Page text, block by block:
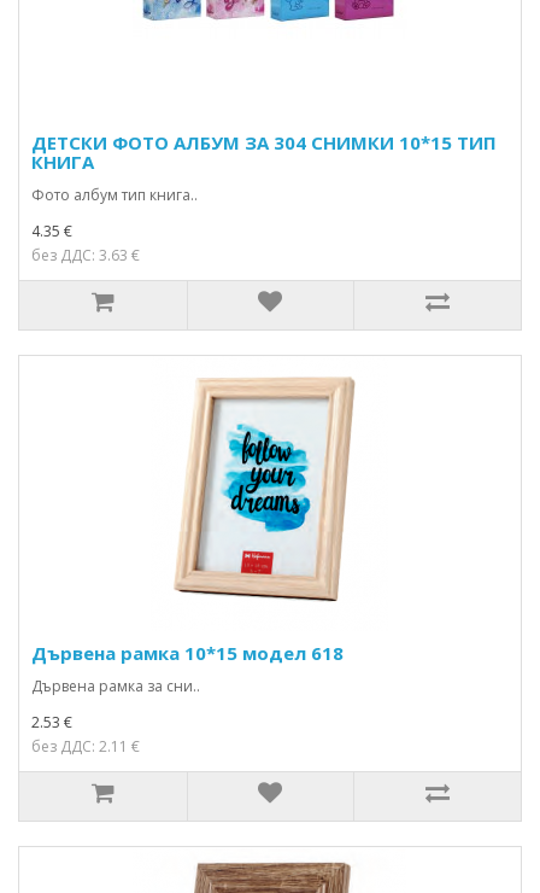
ДЕТСКИ ФОТО АЛБУМ ЗА 304 СНИМКИ 10*15 ТИП
КНИГА
Фото албум тип книга..
4.35 €
без ДДС: 3.63 €
Дървена рамка 10*15 модел 618
Дървена рамка за сни..
2.53 €
без ДДС: 2.11 €